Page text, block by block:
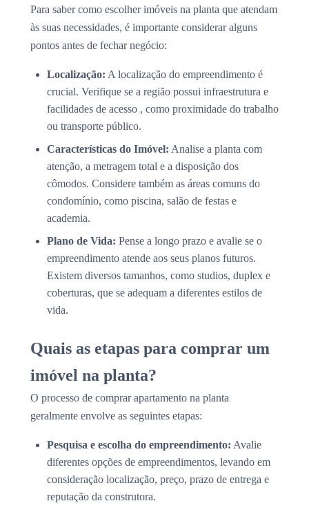
Para saber como escolher imóveis na planta que atendam
às suas necessidades, é importante considerar alguns
pontos antes de fechar negócio:
Localização: A localização do empreendimento é
crucial. Verifique se a região possui infraestrutura e
facilidades de acesso , como proximidade do trabalho
ou transporte público.
Características do Imóvel: Analise a planta com
atenção, a metragem total e a disposição dos
cômodos. Considere também as áreas comuns do
condomínio, como piscina, salão de festas e
academia.
Plano de Vida: Pense a longo prazo e avalie se o
empreendimento atende aos seus planos futuros.
Existem diversos tamanhos, como studios, duplex e
coberturas, que se adequam a diferentes estilos de
vida.
Quais as etapas para comprar um
imóvel na planta?
O processo de comprar apartamento na planta
geralmente envolve as seguintes etapas:
Pesquisa e escolha do empreendimento: Avalie
diferentes opções de empreendimentos, levando em
consideração localização, preço, prazo de entrega e
reputação da construtora.